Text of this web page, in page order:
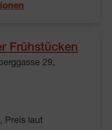
Frühstücken
29,
Preis laut